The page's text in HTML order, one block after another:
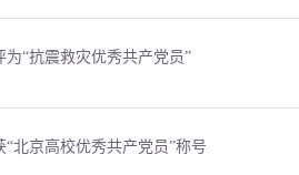
为“抗震救灾优秀共产党员”
北京高校优秀共产党员”称号